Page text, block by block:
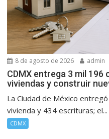
8 de agosto de 2026 admin
CDMX entrega 3 mil
viviendas y construir
La Ciudad de México
vivienda y 434 escrituras; el...
CDMX